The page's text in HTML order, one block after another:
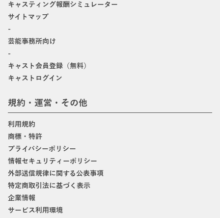
キャスティング報酬シミュレーター
サイトマップ
-
芸能事務所向け
-
キャスト会員登録（無料）
キャストログイン
規約・運営・その他
利用規約
商標・特許
プライバシーポリシー
情報セキュリティーポリシー
外部送信規律に関する公表事項
特定商取引法に基づく表示
企業情報
サービス利用環境